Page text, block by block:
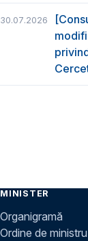
30.07.2026
MINISTER
Organigramă
Ordine de ministru